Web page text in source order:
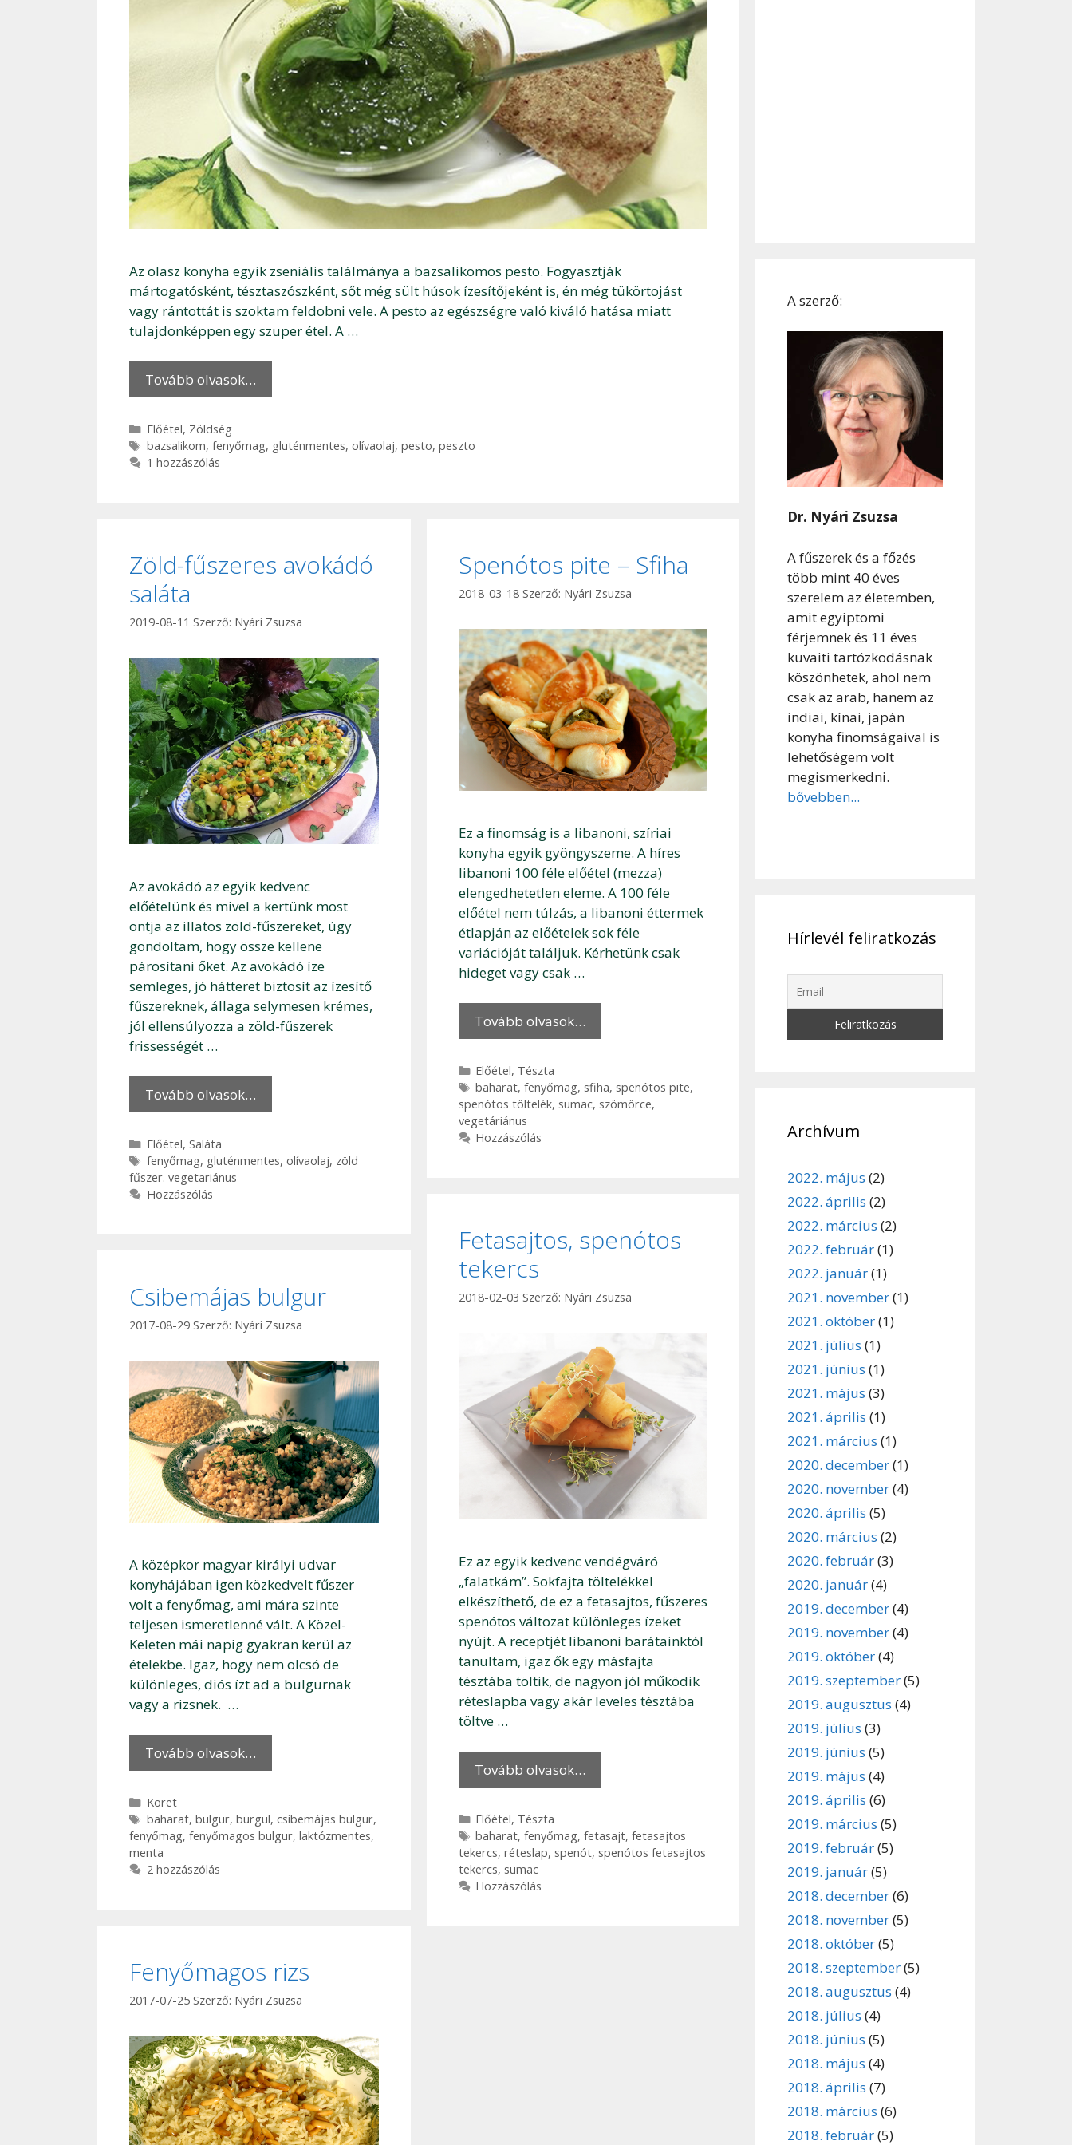
Az olasz konyha egyik zseniális találmánya a bazsalikomos pesto. Fogyasztják
mártogatósként, tésztaszószként, sőt még sült húsok ízesítőjeként is, én még tükörtojást
vagy rántottát is szoktam feldobni vele. A pesto az egészségre való kiváló hatása miatt
tulajdonképpen egy szuper étel. A …
Tovább olvasok…
Kategória
Előétel, Zöldség
Címkék
bazsalikom, fenyőmag, gluténmentes, olívaolaj, pesto, peszto
1 hozzászólás
Zöld-fűszeres avokádó
saláta
2019-08-11 Szerző: Nyári Zsuzsa
Az avokádó az egyik kedvenc
előételünk és mivel a kertünk most
ontja az illatos zöld-fűszereket, úgy
gondoltam, hogy össze kellene
párosítani őket. Az avokádó íze
semleges, jó hátteret biztosít az ízesítő
fűszereknek, állaga selymesen krémes,
jól ellensúlyozza a zöld-fűszerek
frissességét …
Tovább olvasok…
Kategória
Előétel, Saláta
Címkék
fenyőmag, gluténmentes, olívaolaj, zöld
fűszer. vegetariánus
Hozzászólás
Spenótos pite – Sfiha
2018-03-18 Szerző: Nyári Zsuzsa
Ez a finomság is a libanoni, szíriai
konyha egyik gyöngyszeme. A híres
libanoni 100 féle előétel (mezza)
elengedhetetlen eleme. A 100 féle
előétel nem túlzás, a libanoni éttermek
étlapján az előételek sok féle
variációját találjuk. Kérhetünk csak
hideget vagy csak …
Tovább olvasok…
Kategória
Előétel, Tészta
Címkék
baharat,fenyőmag, sfiha, spenótos pite,
spenótos töltelék, sumac, szömörce,
vegetáriánus
Hozzászólás
Fetasajtos, spenótos
tekercs
2018-02-03 Szerző: Nyári Zsuzsa
Ez az egyik kedvenc vendégváró
„falatkám”. Sokfajta töltelékkel
elkészíthető, de ez a fetasajtos, fűszeres
spenótos változat különleges ízeket
nyújt. A receptjét libanoni barátainktól
tanultam, igaz ők egy másfajta
tésztába töltik, de nagyon jól működik
réteslapba vagy akár leveles tésztába
töltve …
Tovább olvasok…
Kategória
Előétel, Tészta
Címkék
baharat,fenyőmag,fetasajt,fetasajtos
tekercs, réteslap, spenót, spenótos fetasajtos
tekercs, sumac
Hozzászólás
Csibemájas bulgur
2017-08-29 Szerző: Nyári Zsuzsa
A középkor magyar királyi udvar
konyhájában igen közkedvelt fűszer
volt a fenyőmag, ami mára szinte
teljesen ismeretlenné vált. A Közel-
Keleten mái napig gyakran kerül az
ételekbe. Igaz, hogy nem olcsó de
különleges, diós ízt ad a bulgurnak
vagy a rizsnek. …
Tovább olvasok…
Kategória
Köret
Címkék
baharat, bulgur, burgul, csibemájas bulgur,
fenyőmag, fenyőmagos bulgur, laktózmentes,
menta
2 hozzászólás
Fenyőmagos rizs
2017-07-25 Szerző: Nyári Zsuzsa
A szerző:
Dr. Nyári Zsuzsa
A fűszerek és a főzés
több mint 40 éves
szerelem az életemben,
amit egyiptomi
férjemnek és 11 éves
kuvaiti tartózkodásnak
köszönhetek, ahol nem
csak az arab, hanem az
indiai, kínai, japán
konyha finomságaival is
lehetőségem volt
megismerkedni.
bővebben...
Hírlevél feliratkozás
Archívum
2022. május (2)
2022. április (2)
2022. március (2)
2022. február(1)
2022. január(1)
2021. november(1)
2021. október(1)
2021. július (1)
2021. június (1)
2021. május (3)
2021. április (1)
2021. március (1)
2020. december(1)
2020. november(4)
2020. április (5)
2020. március (2)
2020. február(3)
2020. január(4)
2019. december(4)
2019. november(4)
2019. október(4)
2019. szeptember(5)
2019. augusztus (4)
2019. július (3)
2019. június (5)
2019. május (4)
2019. április (6)
2019. március (5)
2019. február(5)
2019. január(5)
2018. december(6)
2018. november(5)
2018. október(5)
2018. szeptember(5)
2018. augusztus (4)
2018. július (4)
2018. június (5)
2018. május (4)
2018. április (7)
2018. március (6)
2018. február(5)